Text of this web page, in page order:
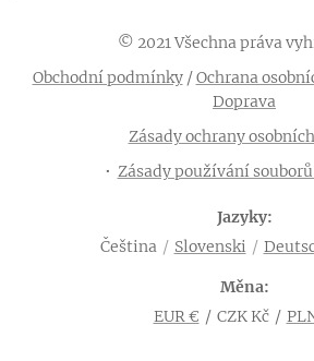
© 2021 Všechna práva
Obchodní podmínky/Ochrana
Doprava
Zásady ochrany
Zásady používání
Jazyky
Čeština
Slovenski
Měna
EUR €
CZK Kč